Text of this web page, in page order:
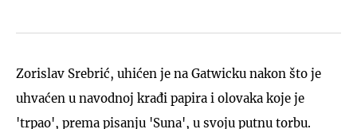
Zorislav Srebrić, uhićen je na Gatwicku nakon što je
uhvaćen u navodnoj krađi papira i olovaka koje je
'trpao', prema pisanju 'Suna', u svoju putnu torbu.